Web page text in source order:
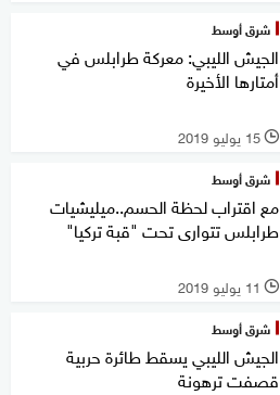
شرق أوسط
الجيش الليبي: معركة طرابلس في
أمتارها الأخيرة
l 15 يوليو 2019
شرق أوسط
مع اقتراب لحظة الحسم..ميليشيات
طرابلس تتوارى تحت "قبة تركيا"
l 11 يوليو 2019
شرق أوسط
الجيش الليبي يسقط طائرة حربية
قصفت ترهونة